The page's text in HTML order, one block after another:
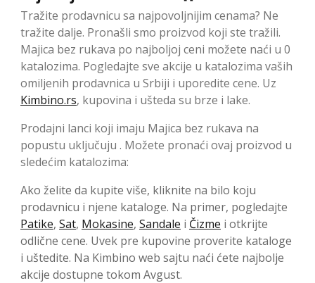
Tražite prodavnicu sa najpovoljnijim cenama? Ne
tražite dalje. Pronašli smo proizvod koji ste tražili.
Majica bez rukava po najboljoj ceni možete naći u 0
katalozima. Pogledajte sve akcije u katalozima vaših
omiljenih prodavnica u Srbiji i uporedite cene. Uz
Kimbino.rs, kupovina i ušteda su brze i lake.
Prodajni lanci koji imaju Majica bez rukava na
popustu uključuju . Možete pronaći ovaj proizvod u
sledećim katalozima:
Ako želite da kupite više, kliknite na bilo koju
prodavnicu i njene kataloge. Na primer, pogledajte
Patike, Sat, Mokasine, Sandale i Čizme i otkrijte
odlične cene. Uvek pre kupovine proverite kataloge
i uštedite. Na Kimbino web sajtu naći ćete najbolje
akcije dostupne tokom Avgust.